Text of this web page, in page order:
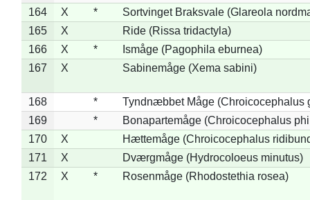
164
X *
Sortvinget Braksvale (Glareola
165
X
Ride (Rissa tridactyla)
166
X *
Ismåge (Pagophila eburnea)
167
X Sabinemåge (Xema sabini)
168 *
Tyndnæbbet Måge (Chroicocephalus
169
*
Bonapartemåge (Chroicocephalus
170
X
Hættemåge (Chroicocephalus
171
X
Dværgmåge (Hydrocoloeus minutus)
172
X * Rosenmåge (Rhodostethia rosea)